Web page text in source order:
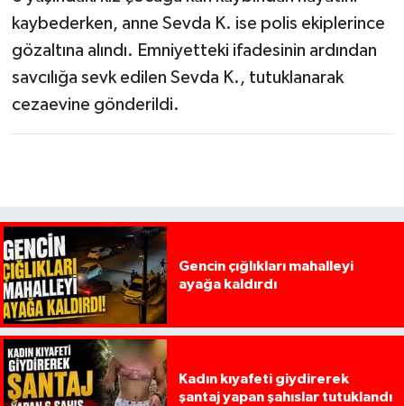
kaybederken, anne Sevda K. ise polis ekiplerince
gözaltına alındı. Emniyetteki ifadesinin ardından
savcılığa sevk edilen Sevda K., tutuklanarak
cezaevine gönderildi.
Gencin çığlıkları mahalleyi
ayağa kaldırdı
Kadın kıyafeti giydirerek
şantaj yapan şahıslar tutuklandı